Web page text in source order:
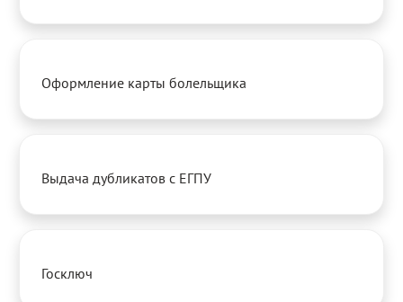
Оформление карты болельщика
Выдача дубликатов с ЕГПУ
Госключ